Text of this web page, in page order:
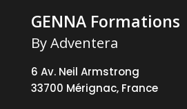
GENNA Formations
By Adventera
6 Av. Neil Armstrong
33700 Mérignac, France